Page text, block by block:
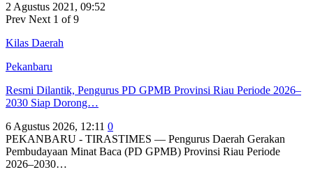
2 Agustus 2021, 09:52
Prev Next 1 of 9
Kilas Daerah
Pekanbaru
Resmi Dilantik, Pengurus PD GPMB Provinsi Riau Periode 2026–
2030 Siap Dorong…
6 Agustus 2026, 12:11 0
PEKANBARU - TIRASTIMES — Pengurus Daerah Gerakan
Pembudayaan Minat Baca (PD GPMB) Provinsi Riau Periode
2026–2030…